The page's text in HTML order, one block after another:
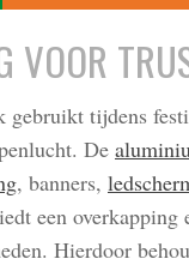
VOOR
gebruikt tijdens
De
, banners,
een overkapping
Hierdoor